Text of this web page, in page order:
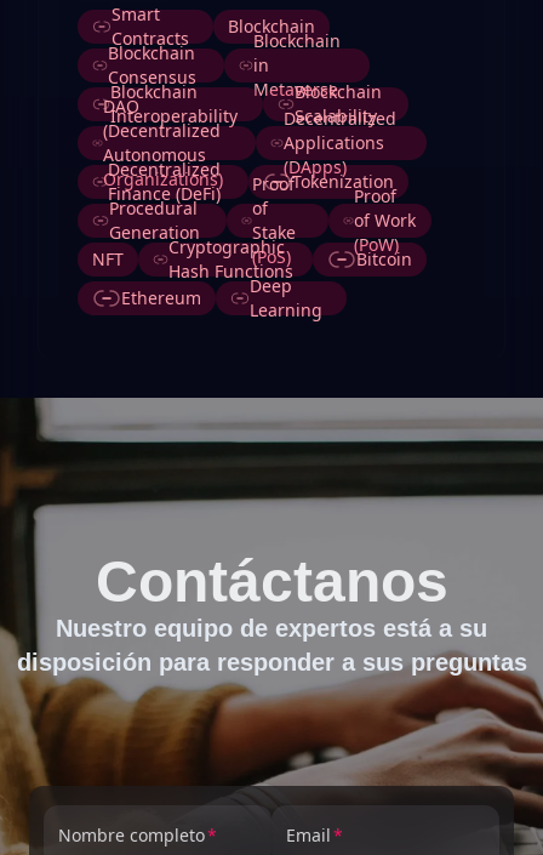
Smart
Contracts
Blockchain
Blockchain
Consensus
Blockchain
in
Metaverse
Blockchain
Interoperability
Blockchain
Scalability
DAO
(Decentralized
Autonomous
Organizations)
Decentralized
Applications
(DApps)
Decentralized
Finance (DeFi)
Tokenization
Procedural
Generation
Proof
of
Stake
(PoS)
Proof
of Work
(PoW)
NFT
Cryptographic
Hash Functions
Bitcoin
Ethereum
Deep
Learning
Contáctanos
Nuestro equipo de expertos está a su
disposición para responder a sus preguntas
Nombre completo Email